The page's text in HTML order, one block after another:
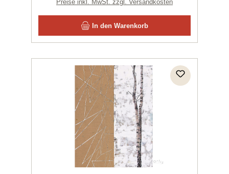
Preise inkl. MwSt. zzgl. Versandkosten
In den Warenkorb